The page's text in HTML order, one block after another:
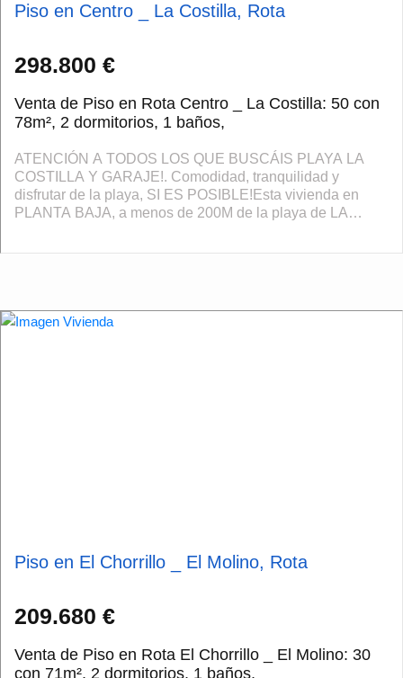
Piso en Centro _ La Costilla, Rota
298.800 €
Venta de Piso en Rota Centro _ La Costilla: 50 con
78m², 2 dormitorios, 1 baños,
ATENCIÓN A TODOS LOS QUE BUSCÁIS PLAYA LA
COSTILLA Y GARAJE!. Comodidad, tranquilidad y
disfrutar de la playa, SI ES POSIBLE!Esta vivienda en
PLANTA BAJA, a menos de 200M de la playa de LA
Piso en El Chorrillo _ El Molino, Rota
209.680 €
Venta de Piso en Rota El Chorrillo _ El Molino: 30
con 71m², 2 dormitorios, 1 baños,